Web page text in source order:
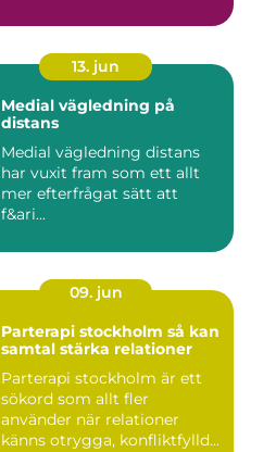
13. jun
Medial vägledning på
distans
Medial vägledning distans
har vuxit fram som ett allt
mer efterfrågat sätt att
f&ari...
09. jun
Parterapi stockholm så kan
samtal stärka relationer
Parterapi stockholm är ett
sökord som allt fler
använder när relationer
känns otrygga, konfliktfylld...